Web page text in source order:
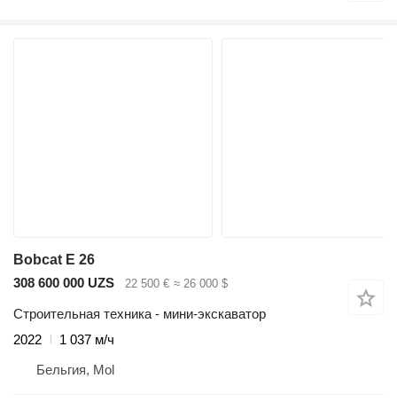
Bobcat E 26
308 600 000 UZS
22 500 € ≈ 26 000 $
Строительная техника - мини-экскаватор
2022
1 037 м/ч
Бельгия, Mol